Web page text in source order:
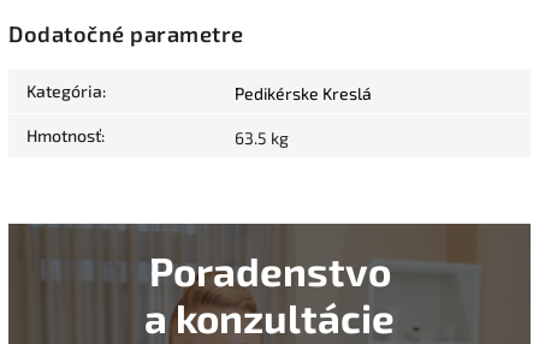
Dodatočné parametre
Kategória: Pedikérske Kreslá
Hmotnosť: 63.5 kg
Poradenstvo
a konzultácie